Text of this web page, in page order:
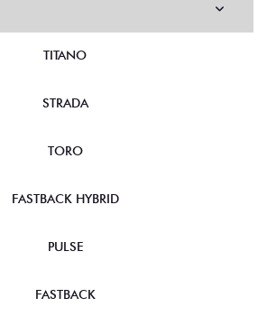
TITANO
STRADA
TORO
FASTBACK HYBRID
PULSE
FASTBACK